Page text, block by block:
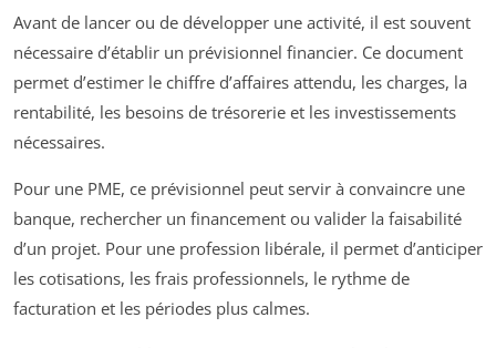
Avant de lancer ou de développer une activité, il est souvent
nécessaire d’établir un prévisionnel financier. Ce document
permet d’estimer le chiffre d’affaires attendu, les charges, la
rentabilité, les besoins de trésorerie et les investissements
nécessaires.
Pour une PME, ce prévisionnel peut servir à convaincre une
banque, rechercher un financement ou valider la faisabilité
d’un projet. Pour une profession libérale, il permet d’anticiper
les cotisations, les frais professionnels, le rythme de
facturation et les périodes plus calmes.